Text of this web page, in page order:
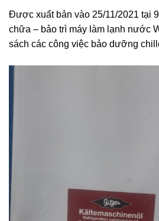
Được xuất bản vào 25/11/2021 tại
chữa – bảo trì máy làm lạnh nước
sách các công việc bảo dưỡng